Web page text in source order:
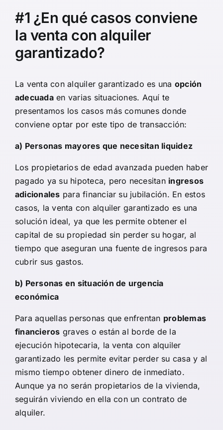
#1 ¿En qué casos conviene
la venta con alquiler
garantizado?
La venta con alquiler garantizado es una opción
adecuadaen varias situaciones. Aquí te
presentamos los casos más comunes donde
conviene optar por este tipo de transacción:
a) Personas mayores que necesitan liquidez
Los propietarios de edad avanzada pueden haber
pagado ya su hipoteca, pero necesitan ingresos
adicionales para financiar su jubilación. En estos
casos, la venta con alquiler garantizado es una
solución ideal, ya que les permite obtener el
capital de su propiedad sin perder su hogar, al
tiempo que aseguran una fuente de ingresos para
cubrir sus gastos.
b) Personas en situación de urgencia
económica
Para aquellas personas que enfrentan problemas
financieros graves o están al borde de la
ejecución hipotecaria, la venta con alquiler
garantizado les permite evitar perder su casa y al
mismo tiempo obtener dinero de inmediato.
Aunque ya no serán propietarios de la vivienda,
seguirán viviendo en ella con un contrato de
alquiler.